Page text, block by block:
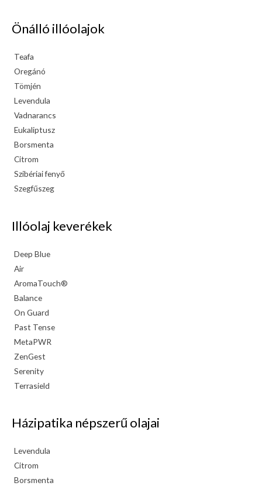
Önálló illóolajok
Teafa
Oregánó
Tömjén
Levendula
Vadnarancs
Eukaliptusz
Borsmenta
Citrom
Szibériai fenyő
Szegfűszeg
Illóolaj keverékek
Deep Blue
Air
AromaTouch®
Balance
On Guard
Past Tense
MetaPWR
ZenGest
Serenity
Terrasield
Házipatika népszerű olajai
Levendula
Citrom
Borsmenta